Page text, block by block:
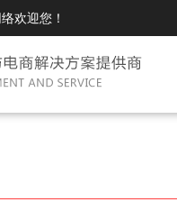
欢迎您！